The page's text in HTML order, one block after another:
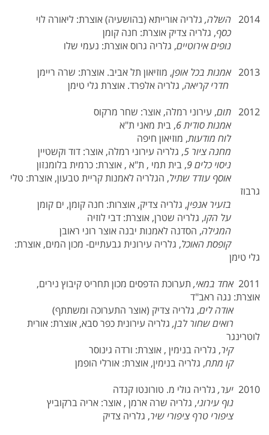
2014 השלה, גלריה אורייתא (בהושעיה) אוצרת: ליאורה לוי
כסף, גלריה צדיק אוצרת: חנה קומן
נופים אירוטיים, גלריה גרוס אוצרת: נעמי שלו
2013 אמנות בכל אופן, מוזיאון תל אביב. אוצרת: שרה ריימן
חדרי קריאה, גלריה אלפרד. אוצרת גלי טימן
2012 תום, עירוני רמלה, אוצר: שחר מרקוס
אמנות סודית 6 , בית מאני ת"א
לוח מודעות, מוזיאון חיפה
מחנה ציור 5
, גלריה עירוני רמלה, אוצר: דוד וקשטיין
ניסוי כלים 9
, בית תמי , ת"א , אוצרת: כרמית בלומנזון
אוסף עודד שתיל, הגלריה לאמנות קריית טבעון, אוצרת: טלי
גרבוז
בזעיר אנפין, גלריה צדיק, אוצרות: חנה קומן, ים קומן
על הקו, גלריה שטרן, אוצרת: דבי לוזיה
המגילה, הסדנה לאמנות יבנה אוצר רוני ראובן
קופסת האוכל, גלריה עירונית גבעתיים- מכון המים, אוצרת:
גלי טימן
2011 אחד במאי, תערוכת הדפסים מכון תחריט קיבוץ נירים,
אוצרת: נגה ראב"ד
אודה לים, גלריה צדיק (אוצר התערוכה ומשתתף)
רואים שחור לבן, גלריה עירונית כפר סבא, אוצרת: אורית
לוטרינגר
קיר, גלריה בנימין , אוצרת: ורדה גינוסר
קו מתח, גלריה בנימין, אוצרת: אורלי הופמן
2010 יער, גלריה גולי מ. טורונטו קנדה
נוף עירוני, גלריה שרה ארמן , אוצר: אריה ברקוביץ
ציפורי טרף ציפורי שיר, גלריה צדיק